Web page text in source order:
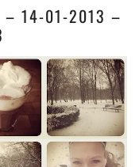
– 14-01-2013 –